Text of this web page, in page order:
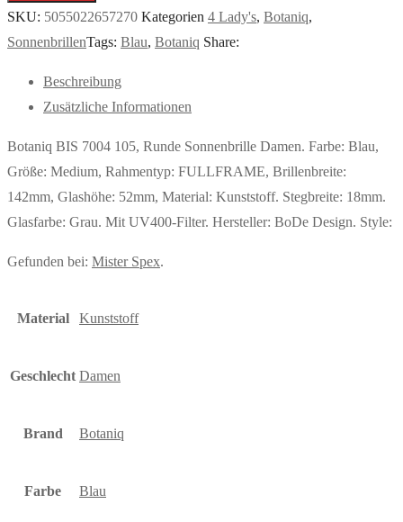
SKU: 5055022657270 Kategorien 4 Lady's, Botaniq,
SonnenbrillenTags: Blau, Botaniq Share:
Beschreibung
Zusätzliche Informationen
Botaniq BIS 7004 105, Runde Sonnenbrille Damen. Farbe: Blau,
Größe: Medium, Rahmentyp: FULLFRAME, Brillenbreite:
142mm, Glashöhe: 52mm, Material: Kunststoff. Stegbreite: 18mm.
Glasfarbe: Grau. Mit UV400-Filter. Hersteller: BoDe Design. Style:
Gefunden bei: Mister Spex.
Material Kunststoff
Geschlecht Damen
Brand Botaniq
Farbe Blau